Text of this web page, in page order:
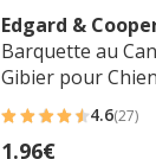
Edgard &
Barquette au
Gibier pour Chien
4.6
4.6(27)
Prix
1.96€